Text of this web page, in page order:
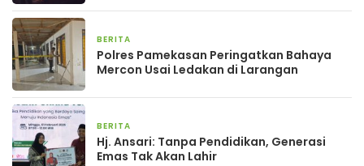
BERITA
Polres Pamekasan Peringatkan Bahaya
Mercon Usai Ledakan di Larangan
BERITA
Hj. Ansari: Tanpa Pendidikan, Generasi
Emas Tak Akan Lahir